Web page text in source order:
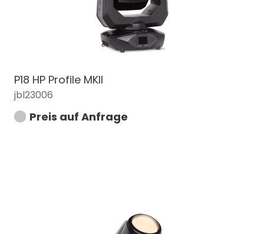
P18 HP Profile MKII
jbl23006
Preis auf Anfrage